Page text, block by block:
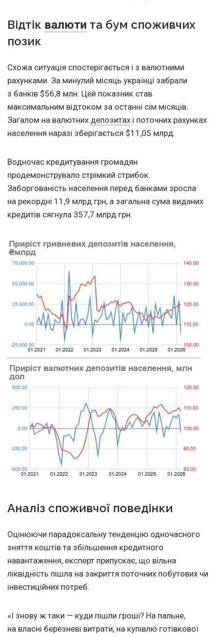
Відтік валюти та бум споживчих
позик
Схожа ситуація спостерігається і з валютними
рахунками. За минулий місяць українці забрали
з банків $56,8 млн. Цей показник став
максимальним відтоком за останні сім місяців.
Загалом на валютних депозитах і поточних рахунках
населення наразі зберігається $11,05 млрд.
Водночас кредитування громадян
продемонструвало стрімкий стрибок.
Заборгованість населення перед банками зросла
на рекордні 11,9 млрд грн, а загальна сума виданих
кредитів сягнула 357,7 млрд грн.
Аналіз споживчої поведінки
Оцінюючи парадоксальну тенденцію одночасного
зняття коштів та збільшення кредитного
навантаження, експерт припускає, що вільна
ліквідність пішла на закриття поточних побутових чи
інвестиційних потреб.
«І знову ж таки — куди пішли гроші? На пальне,
на власні березневі витрати, на купівлю готівкової